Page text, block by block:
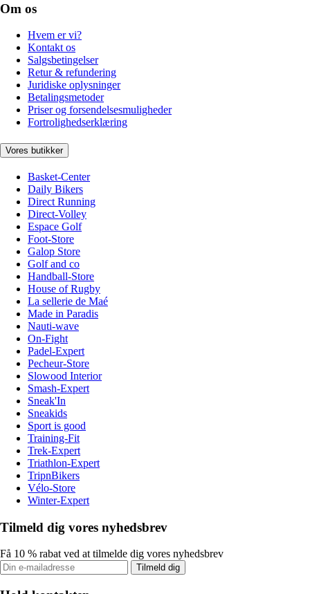
Om os
Hvem er vi?
Kontakt os
Salgsbetingelser
Retur & refundering
Juridiske oplysninger
Betalingsmetoder
Priser og forsendelsesmuligheder
Fortrolighedserklæring
Vores butikker
Basket-Center
Daily Bikers
Direct Running
Direct-Volley
Espace Golf
Foot-Store
Galop Store
Golf and co
Handball-Store
House of Rugby
La sellerie de Maé
Made in Paradis
Nauti-wave
On-Fight
Padel-Expert
Pecheur-Store
Slowood Interior
Smash-Expert
Sneak'In
Sneakids
Sport is good
Training-Fit
Trek-Expert
Triathlon-Expert
TripnBikers
Vélo-Store
Winter-Expert
Tilmeld dig vores nyhedsbrev
Få 10 % rabat ved at tilmelde dig vores nyhedsbrev
Tilmeld dig